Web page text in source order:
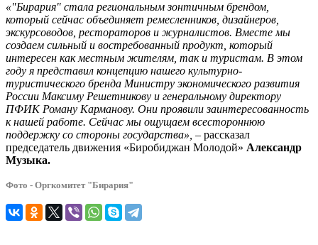
«"Бирария" стала региональным зонтичным брендом,
который сейчас объединяет ремесленников, дизайнеров,
экскурсоводов, рестораторов и журналистов. Вместе мы
создаем сильный и востребованный продукт, который
интересен как местным жителям, так и туристам. В этом
году я представил концепцию нашего культурно-
туристического бренда Министру экономического развития
России Максиму Решетникову и генеральному директору
ПФИК Роману Карманову. Они проявили заинтересованность
к нашей работе. Сейчас мы ощущаем всестороннюю
поддержку со стороны государства», – рассказал
председатель движения «Биробиджан Молодой» Александр
Музыка.
Фото - Оргкомитет "Бирария"